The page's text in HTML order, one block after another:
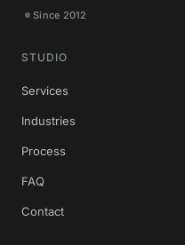
Since 2012
STUDIO
Services
Industries
Process
FAQ
Contact